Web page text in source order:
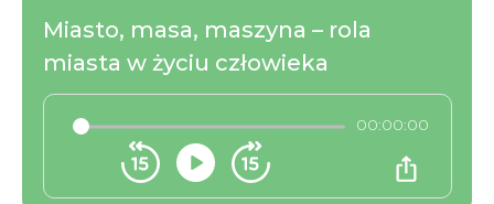
Miasto, masa, maszyna – rola
miasta w życiu człowieka
00:00:00